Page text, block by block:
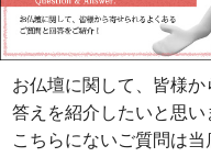
お仏壇に関して、皆様
答えを紹介したいと思い
こちらにないご質問は当